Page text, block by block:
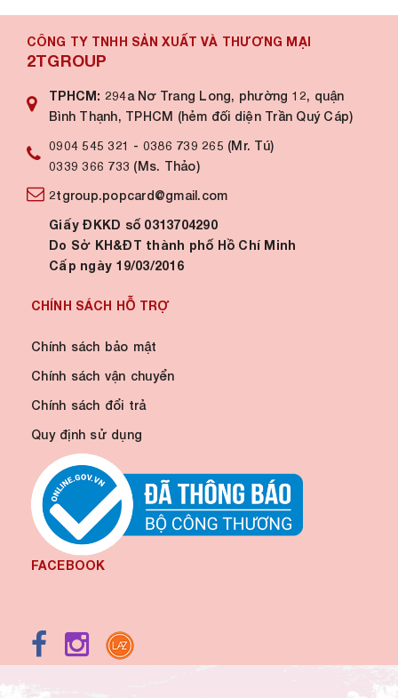
CÔNG TY TNHH SẢN XUẤT VÀ THƯƠNG MẠI
2TGROUP
TPHCM: 294a Nơ Trang Long, phường 12, quận
Bình Thạnh, TPHCM (hẻm đối diện Trần Quý Cáp)
0904 545 321 - 0386 739 265 (Mr. Tú)
0339 366 733 (Ms. Thảo)
2tgroup.popcard@gmail.com
Giấy ĐKKD số 0313704290
Do Sở KH&ĐT thành phố Hồ Chí Minh
Cấp ngày 19/03/2016
CHÍNH SÁCH HỖ TRỢ
Chính sách bảo mật
Chính sách vận chuyển
Chính sách đổi trả
Quy định sử dụng
FACEBOOK